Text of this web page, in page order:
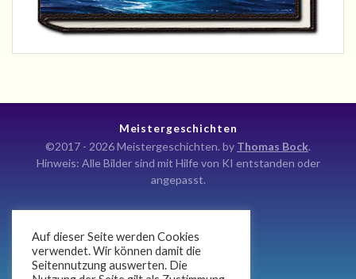
Meistergeschichten
©2017 - 2026 Meistergeschichten. by Thomas Bock.
Hinweis: Alle Bilder sind mit Hilfe von KI entstanden oder
angepasst.
Kontakt
Impressum
Auf dieser Seite werden Cookies
verwendet. Wir können damit die
Seitennutzung auswerten. Die